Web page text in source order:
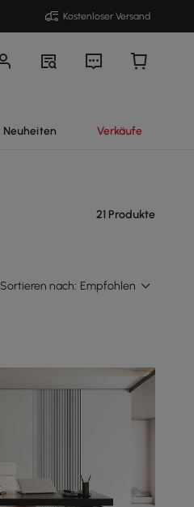
Kostenloser Versand
Neuheiten Verkäufe
21 Produkte
Sortieren nach: Empfohlen